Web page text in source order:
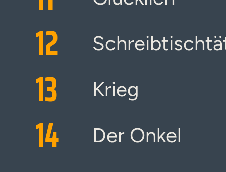
12
13 Krieg
14 Der Onkel